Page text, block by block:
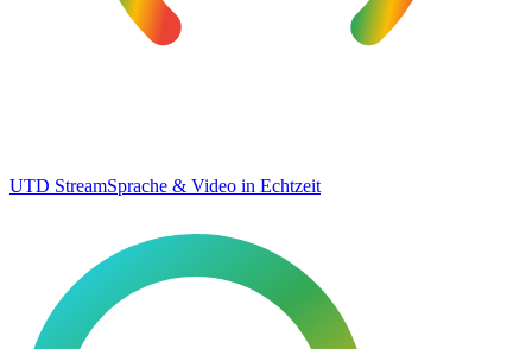
UTD StreamSprache & Video in Echtzeit